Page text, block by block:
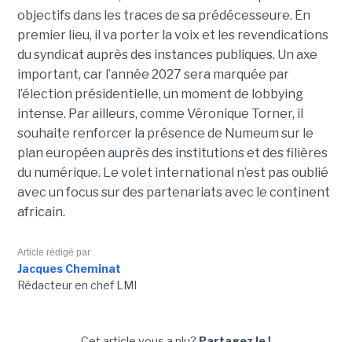
objectifs dans les traces de sa prédécesseure. En
premier lieu, il va porter la voix et les revendications
du syndicat auprès des instances publiques. Un axe
important, car l’année 2027 sera marquée par
l’élection présidentielle, un moment de lobbying
intense. Par ailleurs, comme Véronique Torner, il
souhaite renforcer la présence de Numeum sur le
plan européen auprès des institutions et des filières
du numérique. Le volet international n’est pas oublié
avec un focus sur des partenariats avec le continent
africain.
Article rédigé par
Jacques Cheminat
Rédacteur en chef LMI